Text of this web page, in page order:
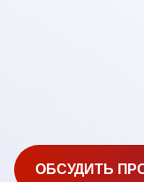
ОБСУДИТЬ